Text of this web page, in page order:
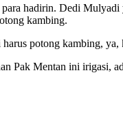
hadirin. Dedi
kambing.
potong kambing,
Pak Mentan ini irigasi,